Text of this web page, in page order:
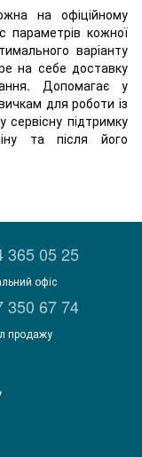
на офіційному
параметрів кожної
варіанту
на себе доставку
Допомагає у
для роботи із
підтримку
та після його
365 05 25
офіс
350 67 74
продажу